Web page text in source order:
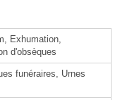
Exhumation,
d'obsèques
funéraires, Urnes